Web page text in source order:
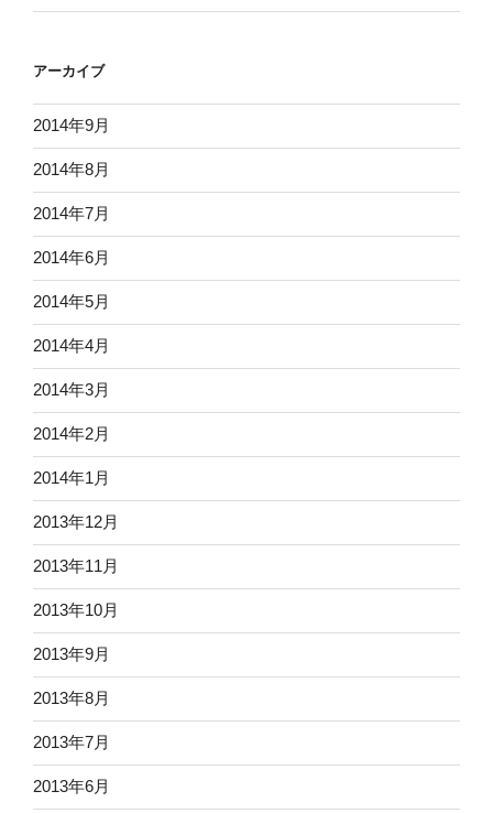
アーカイブ
2014年9月
2014年8月
2014年7月
2014年6月
2014年5月
2014年4月
2014年3月
2014年2月
2014年1月
2013年12月
2013年11月
2013年10月
2013年9月
2013年8月
2013年7月
2013年6月